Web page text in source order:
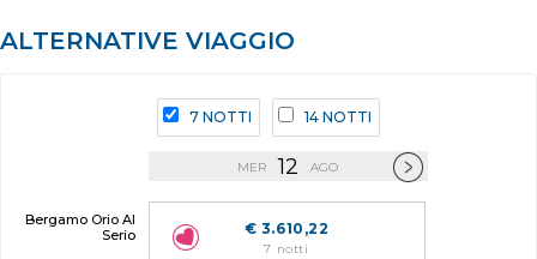
ALTERNATIVE VIAGGIO
7 NOTTI 14 NOTTI
MER 12 AGO
€ 3.610,22
7 notti
Bergamo Orio Al
Serio